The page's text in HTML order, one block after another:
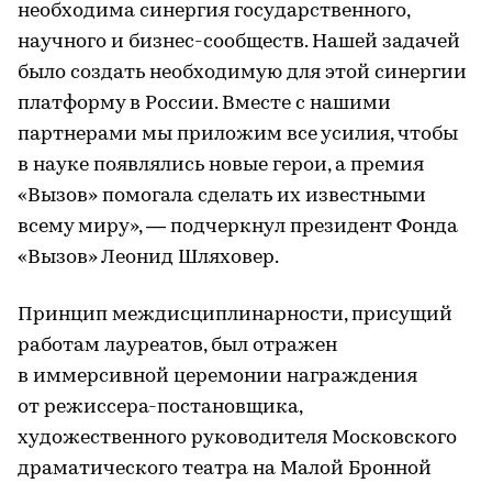
необходима синергия государственного,
научного и бизнес-сообществ. Нашей задачей
было создать необходимую для этой синергии
платформу в России. Вместе с нашими
партнерами мы приложим все усилия, чтобы
в науке появлялись новые герои, а премия
«Вызов» помогала сделать их известными
всему миру», — подчеркнул президент Фонда
«Вызов» Леонид Шляховер.
Принцип междисциплинарности, присущий
работам лауреатов, был отражен
в иммерсивной церемонии награждения
от режиссера-постановщика,
художественного руководителя Московского
драматического театра на Малой Бронной